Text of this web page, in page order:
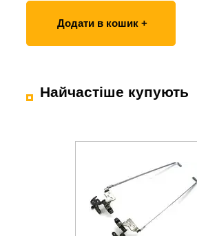
Додати в кошик +
Найчастіше купують